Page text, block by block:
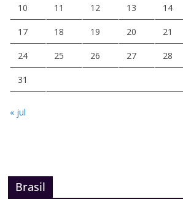
10 11 12 13 14
17 18 19 20 21
24 25 26 27 28
31
« jul
Brasil